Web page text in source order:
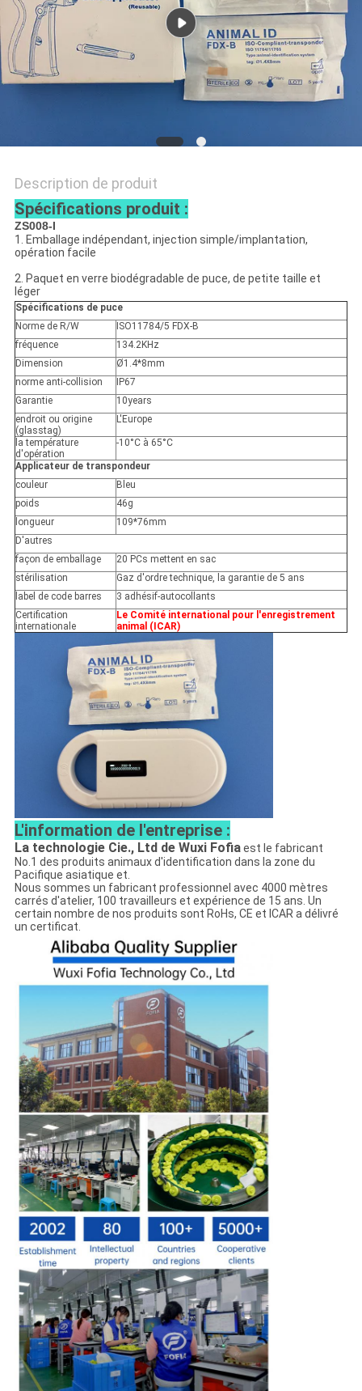
PLAN
DU
SITE
POLICY
Description de produit
Spécifications produit :
ZS008-I
1. Emballage indépendant, injection simple/implantation,
opération facile
2. Paquet en verre biodégradable de puce, de petite taille et
léger
Spécifications de puce
Norme de R/W
ISO11784/5 FDX-B
fréquence
134.2KHz
Dimension
Ø1.4*8mm
norme anti-collision
IP67
Garantie
10years
endroit ou origine
(glasstag)
L'Europe
la température
d'opération
-10°C à 65°C
Applicateur de transpondeur
couleur
Bleu
poids
46g
longueur
109*76mm
D'autres
façon de emballage
20 PCs mettent en sac
stérilisation
Gaz d'ordre technique, la garantie de 5 ans
label de code barres
3 adhésif-autocollants
Certification
internationale
Le Comité international pour l'enregistrement
animal (ICAR)
L'information de l'entreprise :
La technologie Cie., Ltd de Wuxi Fofiaest le fabricant
No.1 des produits animaux d'identification dans la zone du
Pacifique asiatique et.
Nous sommes un fabricant professionnel avec 4000 mètres
carrés d'atelier, 100 travailleurs et expérience de 15 ans. Un
certain nombre de nos produits sont RoHs, CE et ICAR a délivré
un certificat.